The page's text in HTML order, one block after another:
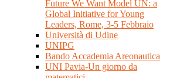
Future We Want Model UN: a
Global Initiative for Young
Leaders, Rome, 3-5 Febbraio
Università di Udine
UNIPG
Bando Accademia Areonautica
UNI Pavia-Un giorno da